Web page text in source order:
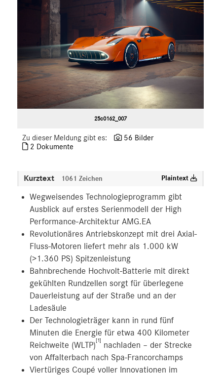
SLC
GLC
GLE
GT R
GT C
GT 4-Türer Coupé
Mercedes-Benz
smart
Vans
Marken & Produkte
MEDIA
ÜBER UNS
ANSPRECHPARTNER
25c0162_007
Zu dieser Meldung gibt es:
56 Bilder
2 Dokumente
Kurztext 1061 Zeichen Plaintext
Wegweisendes Technologieprogramm gibt
Ausblick auf erstes Serienmodell der High
Performance-Architektur AMG.EA
Revolutionäres Antriebskonzept mit drei Axial-
Fluss-Motoren liefert mehr als 1.000 kW
(>1.360 PS) Spitzenleistung
Bahnbrechende Hochvolt-Batterie mit direkt
gekühlten Rundzellen sorgt für überlegene
Dauerleistung auf der Straße und an der
Ladesäule
Der Technologieträger kann in rund fünf
Minuten die Energie für etwa 400 Kilometer
Reichweite (WLTP)
[1]
nachladen – der Strecke
von Affalterbach nach Spa-Francorchamps
Viertüriges Coupé voller Innovationen im